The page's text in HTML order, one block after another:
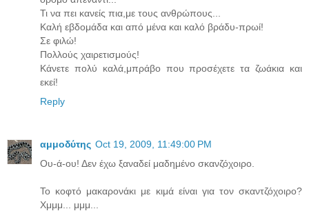
Τι να πει κανείς πια,με τους ανθρώπους...
Καλή εβδομάδα και από μένα και καλό βράδυ-πρωί!
Σε φιλώ!
Πολλούς χαιρετισμούς!
Κάνετε πολύ καλά,μπράβο που προσέχετε τα ζωάκια και
εκεί!
Reply
αμμοδύτης Oct 19, 2009, 11:49:00 PM
Ου-ά-ου! Δεν έχω ξαναδεί μαδημένο σκανζόχοιρο.
Το κοφτό μακαρονάκι με κιμά είναι για τον σκαντζόχοιρο?
Χμμμ... μμμ...